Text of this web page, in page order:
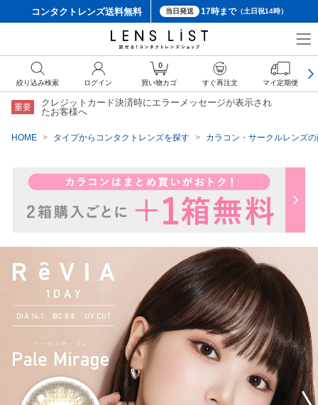
コンタクトレンズ送料無料 当日発送 17時まで（土日祝14時）
重要
クレジットカード決済時にエラーメッセージが表示され
たお客様へ
HOME タイプからコンタクトレンズを探す カラコン・サークルレンズ
絞り込み検索 ログイン
0
買い物カゴ すぐ再注文 マイ定期便
クーポン詳細